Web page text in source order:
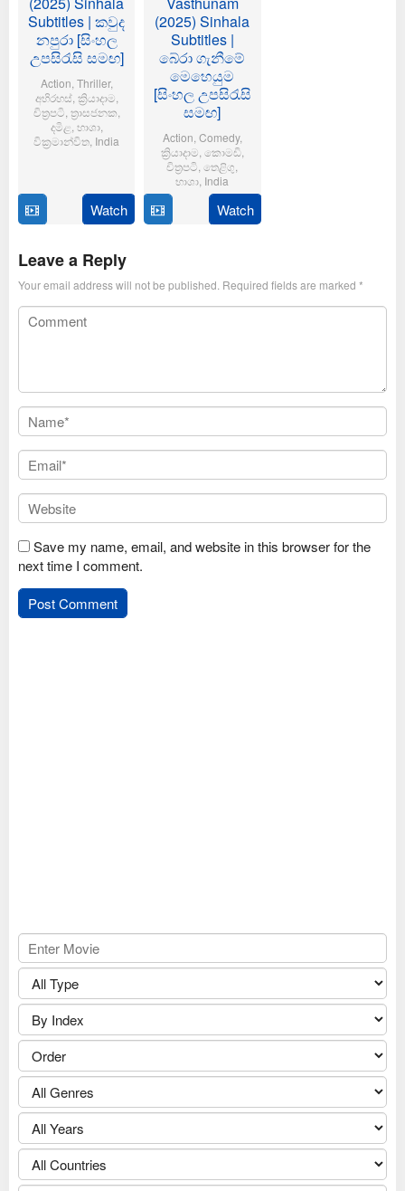
Subtitles | කවුද
නපුරා [සිංහල
උපසිරැසි සමඟ]
Action Thriller,
අභිරහස්, ක්‍රියාදාම
චිත්‍රපටි ත්‍රාසජනක
දමිළ භාශා,
වික්‍රමාන්විත India
Feb
2025
Thirumeni
Watch
(2025) Sinhala
Subtitles |
බේරා ගැනීමේ
මෙහෙයුම
[සිංහල උපසිරැසි
සමඟ]
Action Comedy,
ක්‍රියාදාම කොමඩි,
චිත්‍රපටි ,තෙළිගු
භාශා India
Jan
Anil
Ravipudi
Watch
Leave a Reply
Your email address will not be published. Required fields are marked *
Save my name, email, and website in this browser for the
next time I comment.